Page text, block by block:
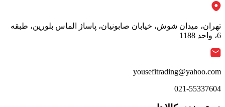
تهران، میدان شوش، خیابان صابونیان، پاساژ الماس بلورین، طبقه
6، واحد 1188
yousefitrading@yahoo.com
021-55337604